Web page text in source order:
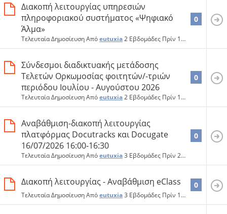
Διακοπή λειτουργίας υπηρεσιών
πληροφοριακού συστήματος «Ψηφιακό
Άλμα»
Τελευταία Δημοσίευση Απόeutuxia2 Εβδομάδες Πρίν 14:47
0
Σύνδεσμοι διαδικτυακής μετάδοσης
Τελετών Ορκωμοσίας φοιτητών/-τριών
περιόδου Ιουλίου - Αυγούστου 2026
Τελευταία Δημοσίευση Απόeutuxia2 Εβδομάδες Πρίν 15:52
0
Αναβάθμιση-διακοπή λειτουργίας
πλατφόρμας Docutracks και Docugate
16/07/2026 16:00-16:30
Τελευταία Δημοσίευση Απόeutuxia3 Εβδομάδες Πρίν 23:17
0
Διακoπή λειτουργίας - Αναβάθμιση eClass
Τελευταία Δημοσίευση Απόeutuxia3 Εβδομάδες Πρίν 11:39
0